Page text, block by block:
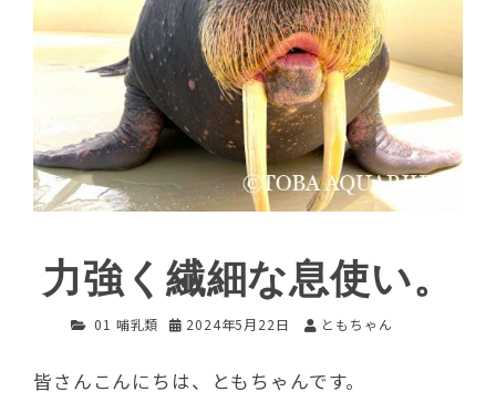
力強く繊細な息使い。
01 哺乳類 2024年5月22日 ともちゃん
皆さんこんにちは、ともちゃんです。